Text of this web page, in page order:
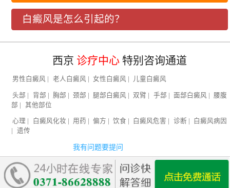
白癜风是怎么引起的？
西京 诊疗中心 特别咨询通道
男性白癜风 老人白癜风 女性白癜风 儿童白癜风
头部 | 背部 | 胸部 | 颈部 | 腿部白癜风 | 双臂 | 手部 | 面部白癜风 | 腰腹
部 | 其他部位
心理 白癜风化妆 用药 偏方 饮食 白癜风危害 诊断
白癜风病因
遗传
我有问题要提问